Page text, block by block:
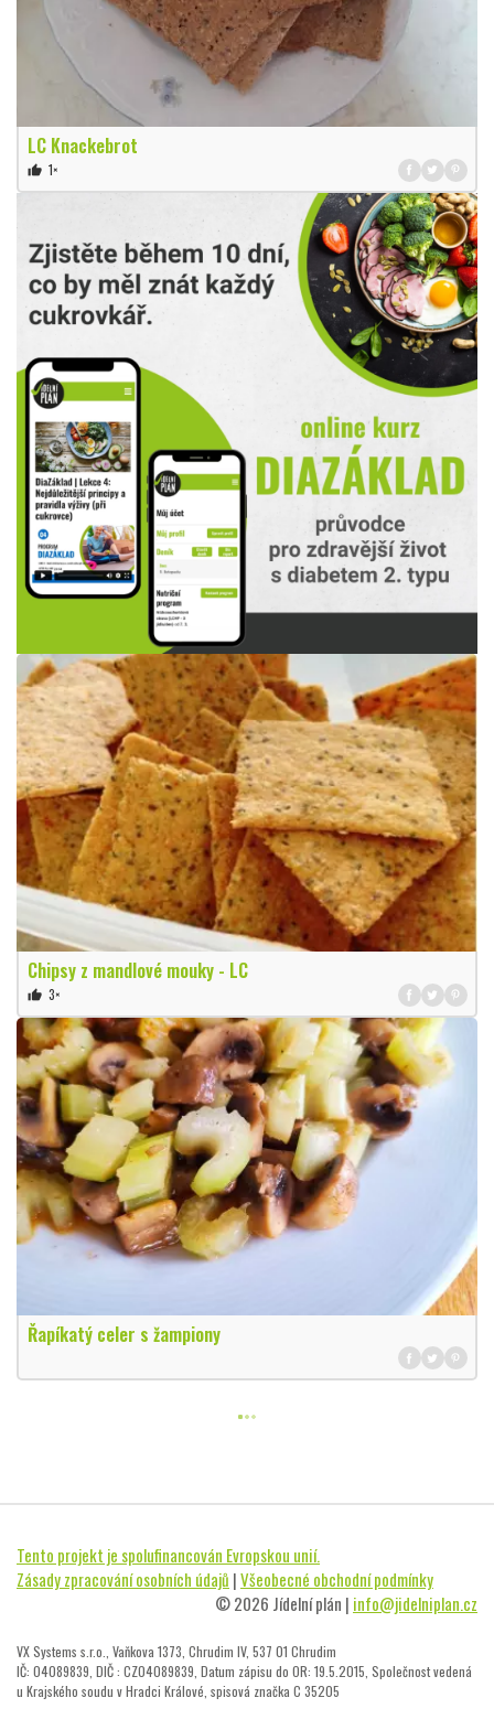
LC Knackebrot
thumb_up 1×
Chipsy z mandlové mouky - LC
thumb_up 3×
Řapíkatý celer s žampiony
Tento projekt je spolufinancován Evropskou unií.
Zásady zpracování osobních údajů |Všeobecné obchodní podmínky
© 2026 Jídelní plán | info@jidelniplan.cz
VX Systems s.r.o., Vaňkova 1373, Chrudim IV, 537 01 Chrudim
IČ: 04089839, DIČ : CZ04089839, Datum zápisu do OR: 19.5.2015, Společnost vedená
u Krajského soudu v Hradci Králové, spisová značka C 35205